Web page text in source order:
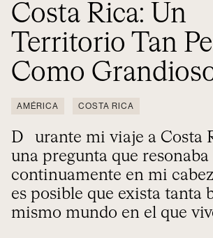
Costa Rica: Un
Territorio Tan
Como
AMÉRICA COSTA RICA
Durante mi viaje a Costa Rica había
una pregunta que resonaba
continuamente en mi
es posible que exista tanta
mismo mundo en el que